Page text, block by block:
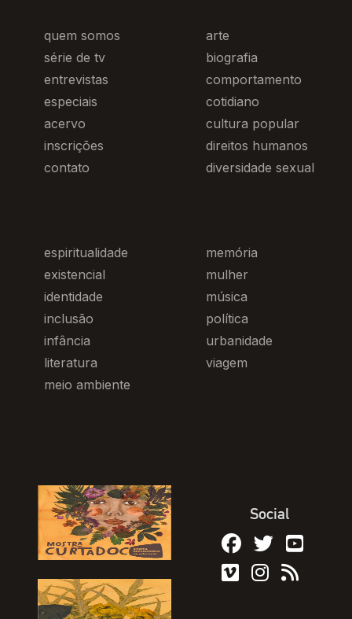
quem somos
série de tv
entrevistas
especiais
acervo
inscrições
contato
arte
biografia
comportamento
cotidiano
cultura popular
direitos humanos
diversidade sexual
espiritualidade
existencial
identidade
inclusão
infância
literatura
meio ambiente
memória
mulher
música
política
urbanidade
viagem
Social